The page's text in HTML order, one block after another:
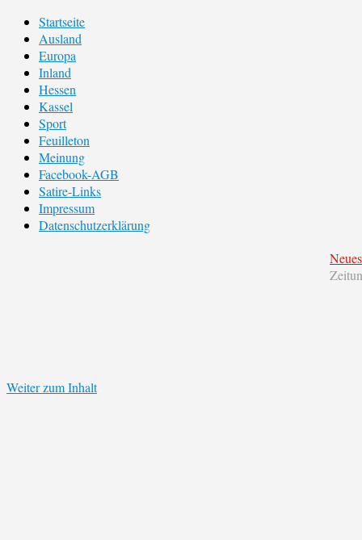
Startseite
Ausland
Europa
Inland
Hessen
Kassel
Sport
Feuilleton
Meinung
Facebook-AGB
Satire-Links
Impressum
Datenschutzerklärung
Weiter zum Inhalt